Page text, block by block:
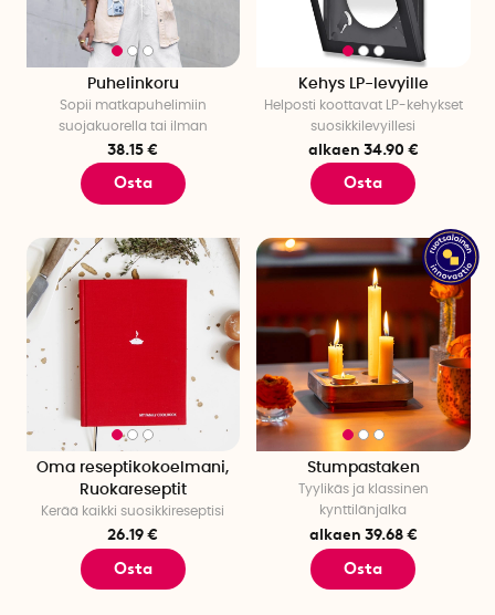
Puhelinkoru
Sopii matkapuhelimiin
suojakuorella tai ilman
38.15 €
Osta
Kehys LP-levyille
Helposti koottavat LP-kehykset
suosikkilevyillesi
alkaen 34.90 €
Osta
Oma reseptikokoelmani,
Ruokareseptit
Kerää kaikki suosikkireseptisi
26.19 €
Osta
Stumpastaken
Tyylikäs ja klassinen
kynttilänjalka
alkaen 39.68 €
Osta